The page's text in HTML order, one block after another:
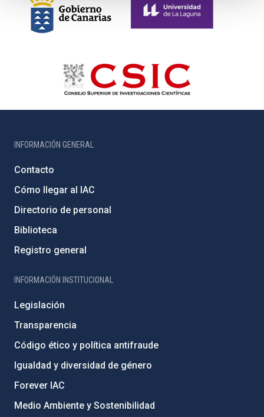
INFORMACIÓN GENERAL
Contacto
Cómo llegar al IAC
Directorio de personal
Biblioteca
Registro general
INFORMACIÓN INSTITUCIONAL
Legislación
Transparencia
Código ético y política antifraude
Igualdad y diversidad de género
Forever IAC
Medio Ambiente y Sostenibilidad